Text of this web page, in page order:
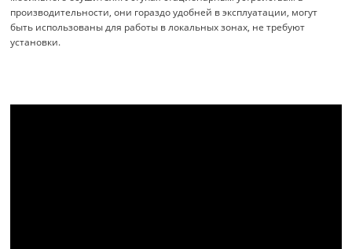
производительности, они гораздо удобней в эксплуатации, могут
быть использованы для работы в локальных зонах, не требуют
установки.